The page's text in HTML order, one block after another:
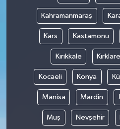
Kahramanmaraş
Kars Kastamonu
Kırıkkale
Kocaeli Konya
Manisa Mardin
Muş Nevşehir